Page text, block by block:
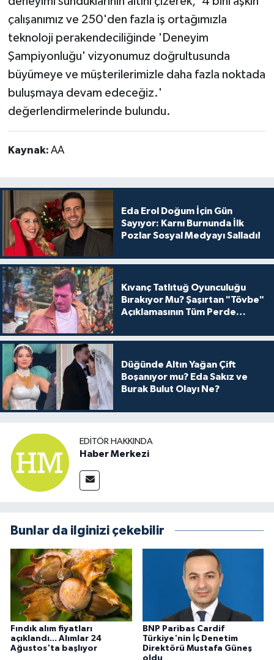
çalışanımız ve 250'den fazla iş ortağımızla
teknoloji perakendeciliğinde 'Deneyim
Şampiyonluğu' vizyonumuz doğrultusunda
büyümeye ve müşterilerimizle daha fazla noktada
buluşmaya devam edeceğiz.'
değerlendirmelerinde bulundu.
Kaynak: AA
Eda Erol Doğum İçin Gün
Sayıyor: Karnı Burnunda İlk
Pozlar Sosyal Medyayı Salladı!
Kıvanç Tatlıtuğ Oyunculuğu
Bırakıyor Mu? Şaşırtan "Tövbe"
Açıklamasının Tüm Perde
Düğünde Altın Yağan Çift
Boşanıyor mu? Eda Sakız ve
Burak Bulut Olayı Ne?
EDITÖR HAKKINDA
Haber Merkezi
Bunlar da ilginizi çekebilir
Fındık alım fiyatları
açıklandı... Alımlar 24
Ağustos'ta başlıyor
BNP Paribas Cardif
Türkiye'nin İç Denetim
Direktörü Mustafa Güneş